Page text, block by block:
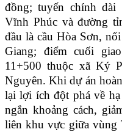
đồng; tuyến chính
Vĩnh Phúc và đường
đầu là cầu Hòa Sơn,
Giang; điểm cuối
11+500 thuộc xã Ký
Nguyên. Khi dự án
lại lợi ích đột phá về
ngắn khoảng cách,
liên khu vực giữa vùng